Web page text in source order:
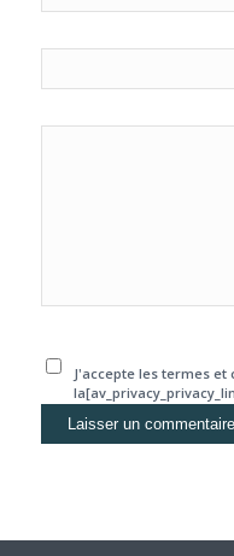
J'accepte les termes et
confidentialité[/